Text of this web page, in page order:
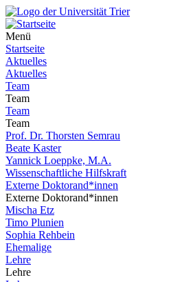
Menü
Startseite
Aktuelles
Aktuelles
Team
Team
Team
Team
Prof. Dr. Thorsten Semrau
Beate Kaster
Yannick Loeppke, M.A.
Wissenschaftliche Hilfskraft
Externe Doktorand*innen
Externe Doktorand*innen
Mischa Etz
Timo Plunien
Sophia Rehbein
Ehemalige
Lehre
Lehre